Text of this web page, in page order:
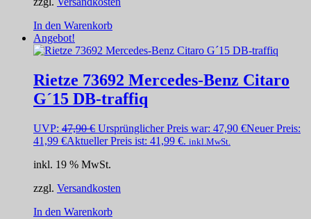
In den Warenkorb
Angebot!
Rietze 73692 Mercedes-Benz Citaro
G´15 DB-traffiq
UVP: 47,90€ Ursprünglicher Preis war: 47,90 €Neuer Preis:
41,99 €Aktueller Preis ist: 41,99 €. inkl.MwSt.
inkl. 19 % MwSt.
zzgl. Versandkosten
In den Warenkorb